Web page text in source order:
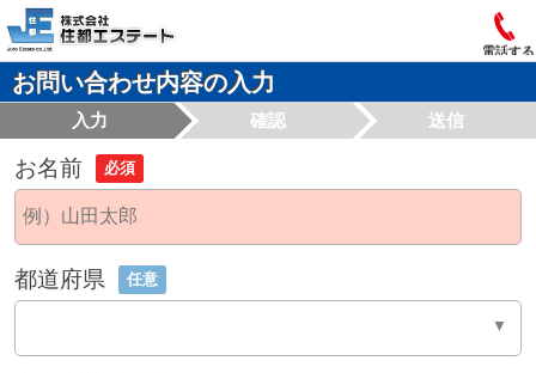
電話する
お問い合わせ内容の入力
入力 確認 送信
お名前 必須
都道府県 任意